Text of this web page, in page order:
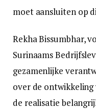
moet aansluiten op
Rekha Bissumbhar,
Surinaams
gezamenlijke
over de ontwikkeling
de realisatie